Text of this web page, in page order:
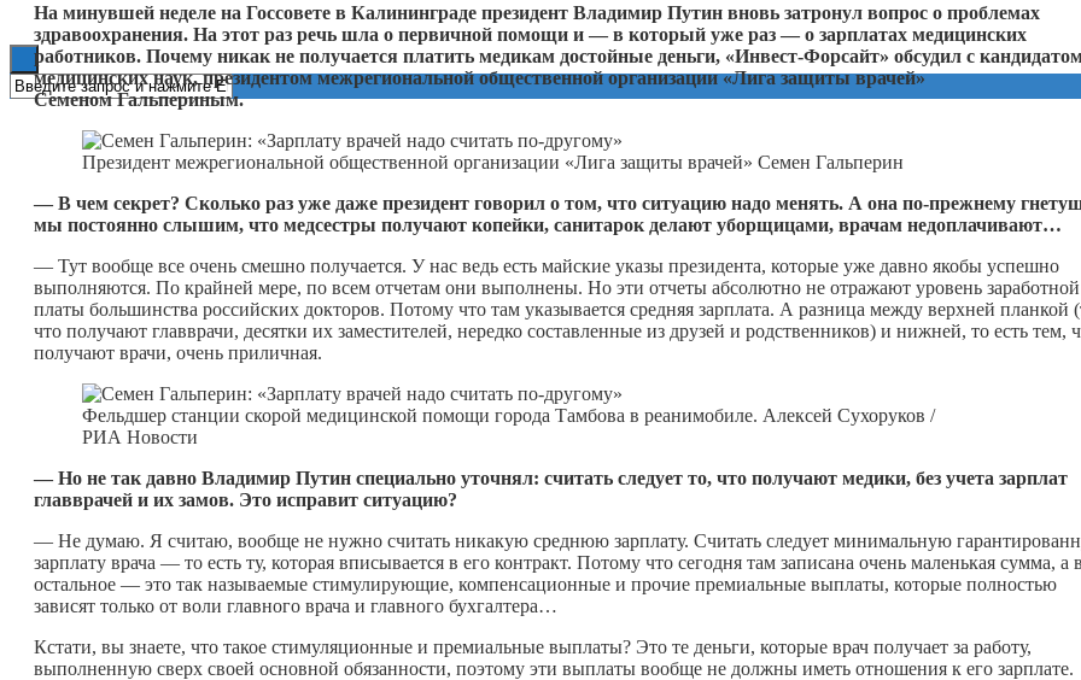
На минувшей неделе на Госсовете в Калининграде президент Владимир Путин вновь затронул вопрос о проблемах
здравоохранения. На этот раз речь шла о первичной помощи и — в который уже раз — о зарплатах медицинских
работников. Почему никак не получается платить медикам достойные деньги, «Инвест-Форсайт» обсудил с
медицинских наук, президентом межрегиональной общественной организации «Лига защиты врачей»
Семеном Гальпериным.
Президент межрегиональной общественной организации «Лига защиты врачей» Семен Гальперин
— В чем секрет? Сколько раз уже даже президент говорил о том, что ситуацию надо менять. А она по-прежнему
мы постоянно слышим, что медсестры получают копейки, санитарок делают уборщицами, врачам недоплачивают…
— Тут вообще все очень смешно получается. У нас ведь есть майские указы президента, которые уже давно якобы успешно
выполняются. По крайней мере, по всем отчетам они выполнены. Но эти отчеты абсолютно не отражают уровень заработной
платы большинства российских докторов. Потому что там указывается средняя зарплата. А разница между верхней планкой
что получают главврачи, десятки их заместителей, нередко составленные из друзей и родственников) и нижней, то есть тем,
получают врачи, очень приличная.
Фельдшер станции скорой медицинской помощи города Тамбова в реанимобиле. Алексей Сухоруков /
РИА Новости
— Но не так давно Владимир Путин специально уточнял: считать следует то, что получают медики, без учета зарплат
главврачей и их замов. Это исправит ситуацию?
— Не думаю. Я считаю, вообще не нужно считать никакую среднюю зарплату. Считать следует минимальную
зарплату врача — то есть ту, которая вписывается в его контракт. Потому что сегодня там записана очень маленькая сумма, а
остальное — это так называемые стимулирующие, компенсационные и прочие премиальные выплаты, которые полностью
зависят только от воли главного врача и главного бухгалтера…
Кстати, вы знаете, что такое стимуляционные и премиальные выплаты? Это те деньги, которые врач получает за работу,
выполненную сверх своей основной обязанности, поэтому эти выплаты вообще не должны иметь отношения к его зарплате.